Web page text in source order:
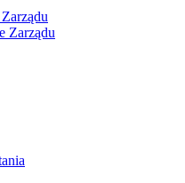
Zarządu